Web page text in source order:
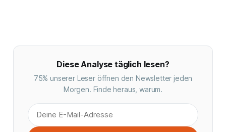
Diese Analyse täglich lesen?
75% unserer Leser öffnen den Newsletter jeden
Morgen. Finde heraus, warum.